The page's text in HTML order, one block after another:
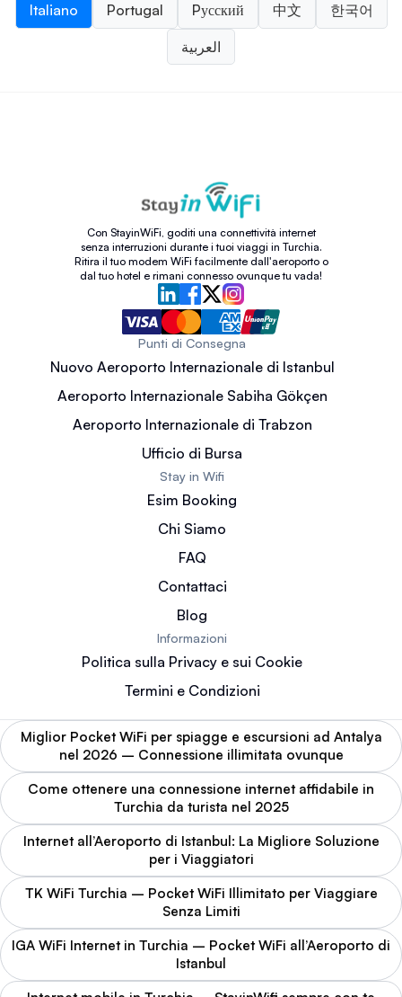
Italiano
Portugal Pусский 中文 한국어
العربية
Con StayinWiFi, goditi una connettività internet
senza interruzioni durante i tuoi viaggi in Turchia.
Ritira il tuo modem WiFi facilmente dall'aeroporto o
dal tuo hotel e rimani connesso ovunque tu vada!
Punti di Consegna
Nuovo Aeroporto Internazionale di Istanbul
Aeroporto Internazionale Sabiha Gökçen
Aeroporto Internazionale di Trabzon
Ufficio di Bursa
Stay in Wifi
Esim Booking
Chi Siamo
FAQ
Contattaci
Blog
Informazioni
Politica sulla Privacy e sui Cookie
Termini e Condizioni
Miglior Pocket WiFi per spiagge e escursioni ad Antalya
nel 2026 – Connessione illimitata ovunque
Come ottenere una connessione internet affidabile in
Turchia da turista nel 2025
Internet all’Aeroporto di Istanbul: La Migliore Soluzione
per i Viaggiatori
TK WiFi Turchia – Pocket WiFi Illimitato per Viaggiare
Senza Limiti
IGA WiFi Internet in Turchia – Pocket WiFi all’Aeroporto di
Istanbul